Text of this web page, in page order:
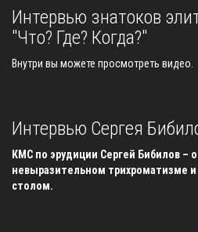
Интервью знатоков
"Что? Где? Когда?"
Внутри вы можете просмотреть видео.
Интервью Сергея
КМС по эрудиции Сергей Бибилов –
невыразительном трихроматизме
столом.